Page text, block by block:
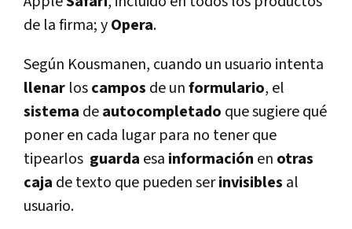
de la firma; yOpera.
Según Kousmanen, cuando un usuario intenta
llenar loscampos de unformulario, el
sistema deautocompletado que sugiere qué
poner en cada lugar para no tener que
tipearlos guarda esa información en otras
caja de texto que pueden serinvisibles al
usuario.